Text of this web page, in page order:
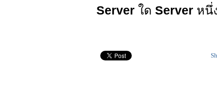
Server ใด Server หนึ่